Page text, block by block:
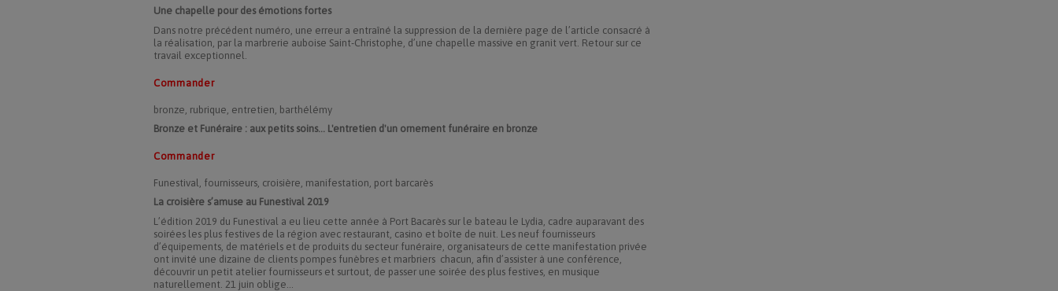
Une chapelle pour des émotions fortes
Dans notre précédent numéro, une erreur a entraîné la suppression de la dernière page de l’article consacré à
la réalisation, par la marbrerie auboise Saint-Christophe, d’une chapelle massive en granit vert. Retour sur ce
travail exceptionnel.
Commander
bronze, rubrique, entretien, barthélémy
Bronze et Funéraire : aux petits soins... L'entretien d'un ornement funéraire en bronze
Commander
Funestival, fournisseurs, croisière, manifestation, port barcarès
La croisière s’amuse au Funestival 2019
L’édition 2019 du Funestival a eu lieu cette année à Port Bacarès sur le bateau le Lydia, cadre auparavant des
soirées les plus festives de la région avec restaurant, casino et boîte de nuit. Les neuf fournisseurs
d’équipements, de matériels et de produits du secteur funéraire, organisateurs de cette manifestation privée
ont invité une dizaine de clients pompes funèbres et marbriers chacun, afin d’assister à une conférence,
découvrir un petit atelier fournisseurs et surtout, de passer une soirée des plus festives, en musique
naturellement. 21 juin oblige…